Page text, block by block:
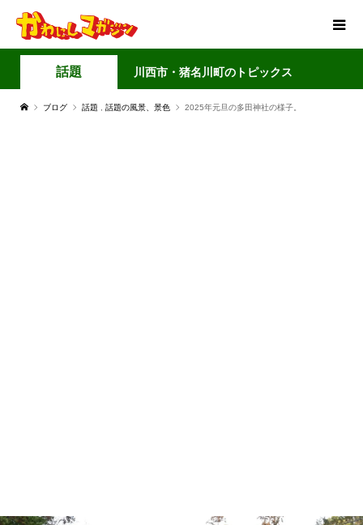
話題 川西市・猪名川町のトピックス
ブログ 話題 話題の風景、景色 2025年元旦の多田神社の様子。